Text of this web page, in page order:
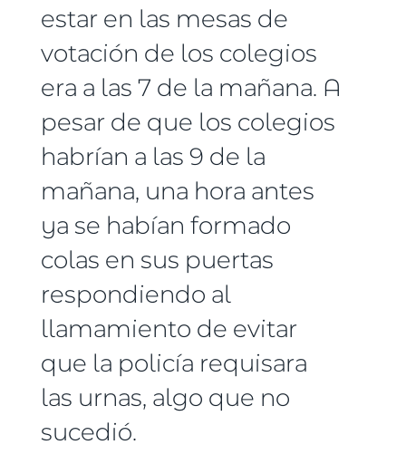
estar en las mesas de
votación de los colegios
era a las 7 de la mañana. A
pesar de que los colegios
habrían a las 9 de la
mañana, una hora antes
ya se habían formado
colas en sus puertas
respondiendo al
llamamiento de evitar
que la policía requisara
las urnas, algo que no
sucedió.